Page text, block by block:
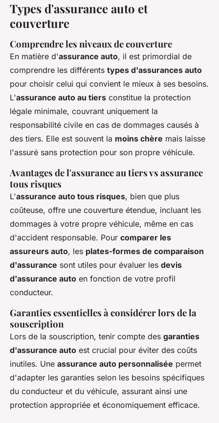
Types d'assurance auto et
couverture
Comprendre les niveaux de couverture
En matière d'assurance auto, il est primordial de
comprendre les différents types d'assurances auto
pour choisir celui qui convient le mieux à ses besoins.
L'assurance auto au tiers constitue la protection
légale minimale, couvrant uniquement la
responsabilité civile en cas de dommages causés à
des tiers. Elle est souvent la moins chère mais laisse
l'assuré sans protection pour son propre véhicule.
Avantages de l'assurance au tiers vs assurance
tous risques
L'assurance auto tous risques, bien que plus
coûteuse, offre une couverture étendue, incluant les
dommages à votre propre véhicule, même en cas
d'accident responsable. Pour comparer les
assureurs auto, les plates-formes de comparaison
d'assurance sont utiles pour évaluer les devis
d'assurance auto en fonction de votre profil
conducteur.
Garanties essentielles à considérer lors de la
souscription
Lors de la souscription, tenir compte des garanties
d'assurance auto est crucial pour éviter des coûts
inutiles. Une assurance auto personnalisée permet
d'adapter les garanties selon les besoins spécifiques
du conducteur et du véhicule, assurant ainsi une
protection appropriée et économiquement efficace.